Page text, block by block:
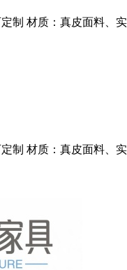
制 材质：真皮面料
制 材质：真皮面料